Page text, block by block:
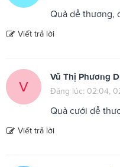
Quà dễ thương,
Viết trả lời
V
Vũ Thị Phương
Đăng lúc: 02:04,
Quà cưới dễ
Viết trả lời